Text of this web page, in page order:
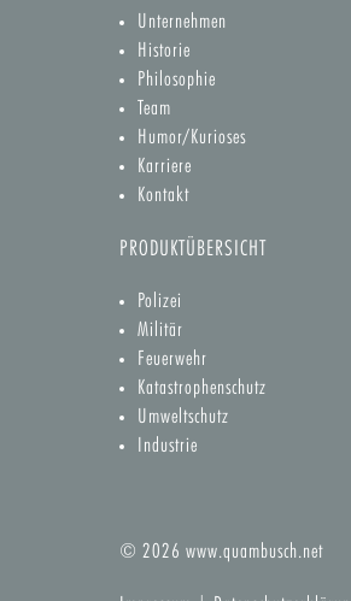
Unternehmen
Historie
Philosophie
Team
Humor/Kurioses
Karriere
Kontakt
PRODUKTÜBERSICHT
Polizei
Militär
Feuerwehr
Katastrophenschutz
Umweltschutz
Industrie
© 2026 www.quambusch.net